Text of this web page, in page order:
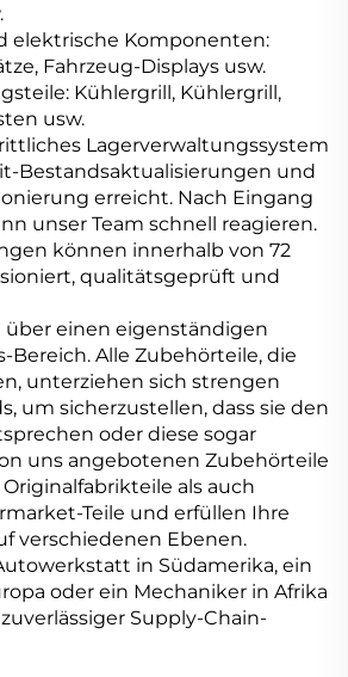
elektrische Komponenten:
Fahrzeug-Displays usw.
Kühlergrill, Kühlergrill,
usw.
Lagerverwaltungssystem
Bestandsaktualisierungen und
erreicht. Nach Eingang
unser Team schnell reagieren.
können innerhalb von 72
qualitätsgeprüft und
über einen eigenständigen
Bereich. Alle Zubehörteile, die
unterziehen sich strengen
um sicherzustellen, dass sie den
oder diese sogar
uns angebotenen Zubehörteile
als auch
Teile und erfüllen Ihre
verschiedenen Ebenen.
in Südamerika, ein
oder ein Mechaniker in Afrika
Supply-Chain-